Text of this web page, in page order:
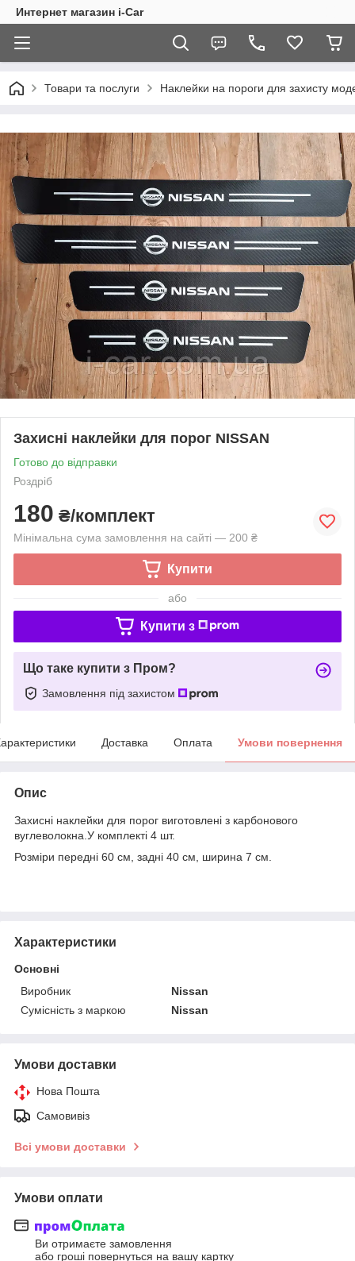
Интернет магазин i-Car
Товари та послуги Наклейки на пороги для захисту
Захисні наклейки для порог NISSAN
Готово до відправки
Роздріб
180 ₴/комплект
Мінімальна сума замовлення на сайті — 200 ₴
Купити
або
Купити з
Що таке купити з Пром?
Замовлення під захистом
Доставка Оплата Умови повернення
Опис
Захисні наклейки для порог виготовлені з карбонового
вуглеволокна.У комплекті 4 шт.
Розміри передні 60 см, задні 40 см, ширина 7 см.
Характеристики
Основні
Виробник
Nissan
Сумісність з маркою
Nissan
Умови доставки
Нова Пошта
Самовивіз
Всі умови доставки
Умови оплати
Ви отримаєте замовлення
або гроші повернуться на вашу картку